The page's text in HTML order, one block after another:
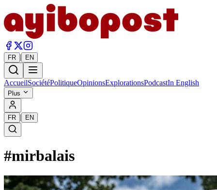
FR | EN
AccueilSociétéPolitiqueOpinionsExplorationsPodcastIn English
Plus
FR | EN
#mirbalais